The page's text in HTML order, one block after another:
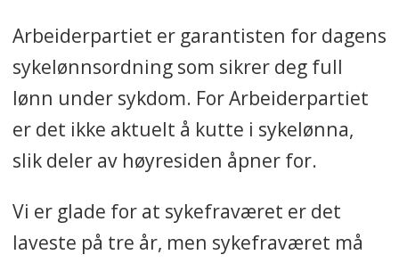
Arbeiderpartiet er garantisten for dagens
sykelønnsordning som sikrer deg full
lønn under sykdom. For Arbeiderpartiet
er det ikke aktuelt å kutte i sykelønna,
slik deler av høyresiden åpner for.
Vi er glade for at sykefraværet er det
laveste på tre år, men sykefraværet må